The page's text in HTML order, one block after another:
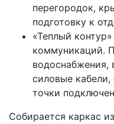
перегородок,
подготовку к
«Теплый
коммуникаций.
водоснабжения,
силовые
точки
Собирается каркас